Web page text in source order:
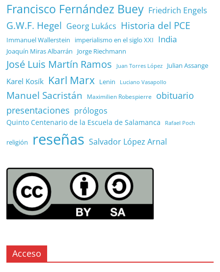
Francisco Fernández Buey Friedrich Engels
G.W.F. Hegel Georg Lukács Historia del PCE
Immanuel Wallerstein imperialismo en el siglo XXI India
Joaquín Miras Albarrán Jorge Riechmann
José Luis Martín Ramos Juan Torres López Julian Assange
Karel Kosík Karl Marx Lenin Luciano Vasapollo
Manuel Sacristán Maximilien Robespierre
obituario
presentaciones prólogos
Quinto Centenario de la Escuela de Salamanca Rafael Poch
religión reseñas Salvador López Arnal
Acceso